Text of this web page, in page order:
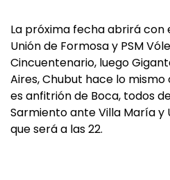
La próxima fecha abrirá con
Unión de Formosa y PSM
Cincuentenario, luego
Aires, Chubut hace lo
es anfitrión de Boca, todos
Sarmiento ante Villa María y
que será a las 22.